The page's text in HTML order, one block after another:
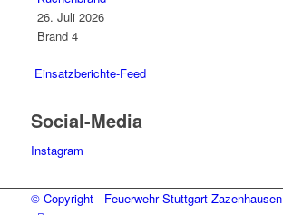
26. Juli 2026
Brand 4
Einsatzberichte-Feed
Social-Media
Instagram
© Copyright - Feuerwehr Stuttgart-Zazenhausen